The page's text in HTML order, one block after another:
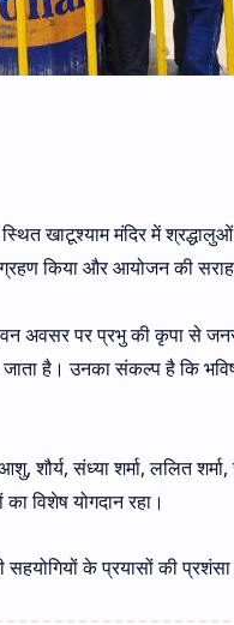
खाटूश्याम मंदिर में
किया और आयोजन की
अवसर पर प्रभु की कृपा से
है। उनका संकल्प है कि
संध्या शर्मा, ललित शर्मा,
विशेष योगदान रहा।
के प्रयासों की